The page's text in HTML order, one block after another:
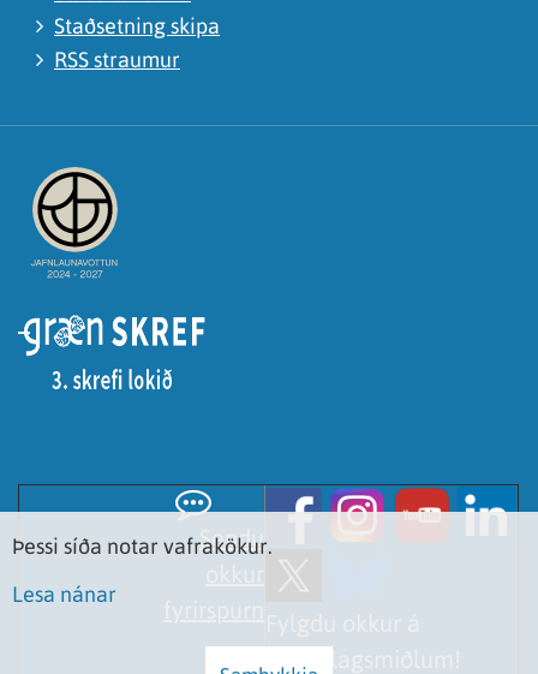
Staðsetning skipa
RSS straumur
Sendu
Þessi síða notar vafrakökur.
Lesa nánar